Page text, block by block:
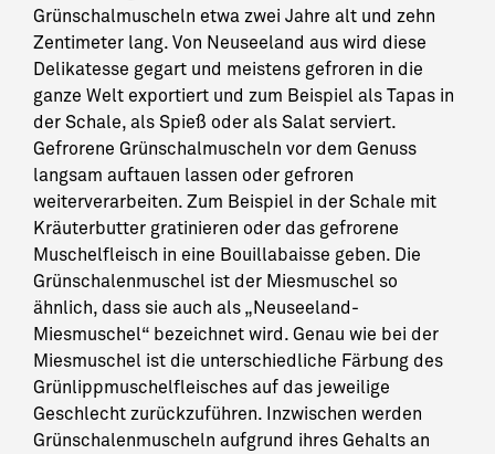
Grünschalmuscheln etwa zwei Jahre alt und zehn
Zentimeter lang. Von Neuseeland aus wird diese
Delikatesse gegart und meistens gefroren in die
ganze Welt exportiert und zum Beispiel als Tapas in
der Schale, als Spieß oder als Salat serviert.
Gefrorene Grünschalmuscheln vor dem Genuss
langsam auftauen lassen oder gefroren
weiterverarbeiten. Zum Beispiel in der Schale mit
Kräuterbutter gratinieren oder das gefrorene
Muschelfleisch in eine Bouillabaisse geben. Die
Grünschalenmuschel ist der Miesmuschel so
ähnlich, dass sie auch als „Neuseeland-
Miesmuschel“ bezeichnet wird. Genau wie bei der
Miesmuschel ist die unterschiedliche Färbung des
Grünlippmuschelfleisches auf das jeweilige
Geschlecht zurückzuführen. Inzwischen werden
Grünschalenmuscheln aufgrund ihres Gehalts an